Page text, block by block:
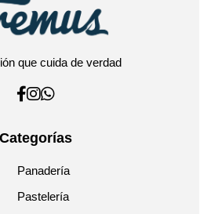
que cuida de verdad
Categorías
Panadería
Pastelería